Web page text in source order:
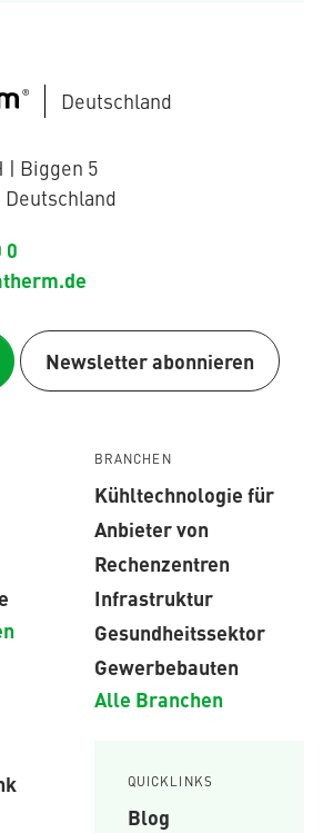
Deutschland
| Biggen 5
0
Newsletter abonnieren
BRANCHEN
Kühltechnologie für
Anbieter von
Rechenzentren
Infrastruktur
Gesundheitssektor
Gewerbebauten
Alle Branchen
QUICKLINKS
Blog